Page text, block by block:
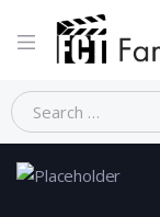
Home Person